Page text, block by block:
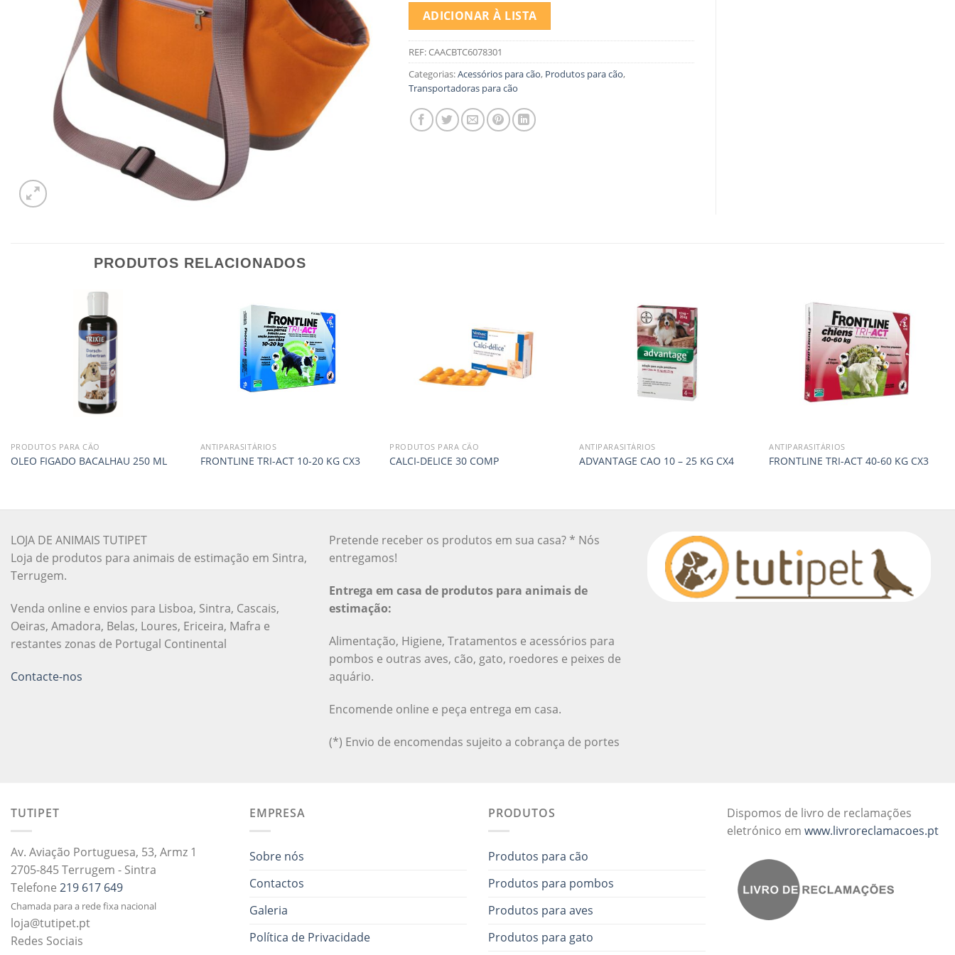
ADICIONAR À LISTA
REF:CAACBTC6078301
Categorias:Acessórios para cão, Produtos para cão,
Transportadoras para cão
PRODUTOS RELACIONADOS
PRODUTOS PARA CÃO
OLEO FIGADO BACALHAU 250 ML
ANTIPARASITÁRIOS
FRONTLINE TRI-ACT 10-20 KG CX3
PRODUTOS PARA CÃO
CALCI-DELICE 30 COMP
ANTIPARASITÁRIOS
ADVANTAGE CAO 10 – 25 KG CX4
ANTIPARASITÁRIOS
FRONTLINE TRI-ACT 40-60 KG CX3
LOJA DE ANIMAIS TUTIPET
Loja de produtos para animais de estimação em Sintra,
Terrugem.
Venda online e envios para Lisboa, Sintra, Cascais,
Oeiras, Amadora, Belas, Loures, Ericeira, Mafra e
restantes zonas de Portugal Continental
Contacte-nos
Pretende receber os produtos em sua casa? * Nós
entregamos!
Entrega em casa de produtos para animais de
estimação:
Alimentação, Higiene, Tratamentos e acessórios para
pombos e outras aves, cão, gato, roedores e peixes de
aquário.
Encomende online e peça entrega em casa.
(*) Envio de encomendas sujeito a cobrança de portes
TUTIPET
Av. Aviação Portuguesa, 53, Armz 1
2705-845 Terrugem - Sintra
Telefone 219 617 649
Chamada para a rede fixa nacional
loja@tutipet.pt
Redes Sociais
EMPRESA
Sobre nós
Contactos
Galeria
Política de Privacidade
PRODUTOS
Produtos para cão
Produtos para pombos
Produtos para aves
Produtos para gato
Dispomos de livro de reclamações
eletrónico em www.livroreclamacoes.pt